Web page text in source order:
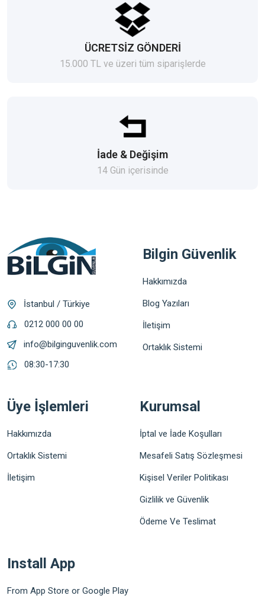
ÜCRETSİZ GÖNDERİ
15.000 TL ve üzeri tüm siparişlerde
İade & Değişim
14 Gün içerisinde
İstanbul / Türkiye
0212 000 00 00
info@bilginguvenlik.com
08:30-17:30
Bilgin Güvenlik
Hakkımızda
Blog Yazıları
İletişim
Ortaklık Sistemi
Üye İşlemleri
Hakkımızda
Ortaklık Sistemi
İletişim
Kurumsal
İptal ve İade Koşulları
Mesafeli Satış Sözleşmesi
Kişisel Veriler Politikası
Gizlilik ve Güvenlik
Ödeme Ve Teslimat
Install App
From App Store or Google Play